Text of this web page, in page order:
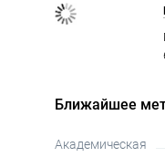
Ближайшее
Академическая